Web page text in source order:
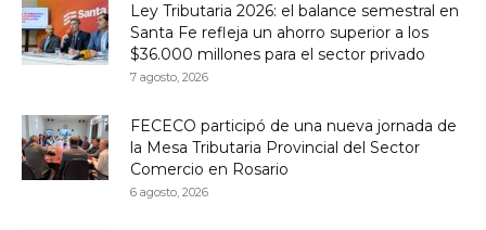
Ley Tributaria 2026: el balance semestral en
Santa Fe refleja un ahorro superior a los
$36.000 millones para el sector privado
7 agosto, 2026
FECECO participó de una nueva jornada de
la Mesa Tributaria Provincial del Sector
Comercio en Rosario
6 agosto, 2026